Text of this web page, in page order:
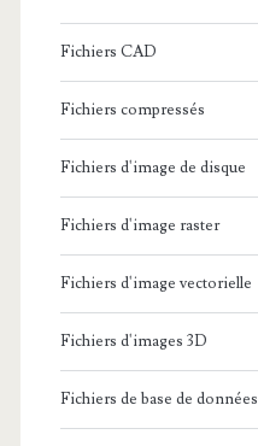
Fichiers CAD
Fichiers compressés
Fichiers d'image de disque
Fichiers d'image raster
Fichiers d'image vectorielle
Fichiers d'images 3D
Fichiers de base de données